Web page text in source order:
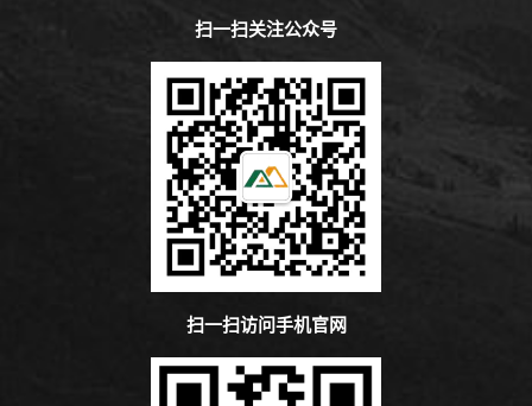
扫一扫关注公众号
扫一扫访问手机官网